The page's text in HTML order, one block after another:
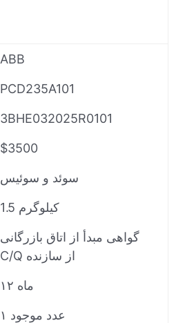
ABB
PCD235A101
3BHE032025R0101
$3500
سوئد و سوئیس
1.5 کیلوگرم
گواهی مبدأ از اتاق بازرگانی
C/Q از سازنده
۱۲ ماه
۱ عدد موجود